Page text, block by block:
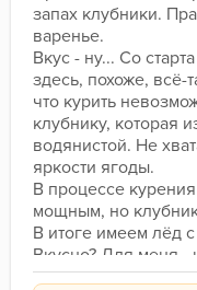
запах клубники.
варенье.
Вкус - ну... Со
здесь, похоже, всё-
что курить
клубнику, которая
водянистой. Не
яркости ягоды.
В процессе
мощным, но
В итоге имеем лёд
Вкусно? Для меня -
освежает, когда за